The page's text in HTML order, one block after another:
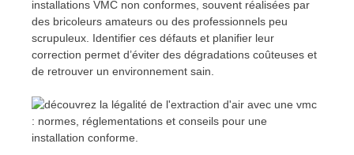
installations VMC non conformes, souvent réalisées par
des bricoleurs amateurs ou des professionnels peu
scrupuleux. Identifier ces défauts et planifier leur
correction permet d’éviter des dégradations coûteuses et
de retrouver un environnement sain.